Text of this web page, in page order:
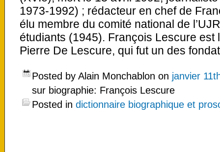
1973-1992) ; rédacteur en chef de
élu membre du comité national de
étudiants (1945). François Lescure est
Pierre De Lescure, qui fut un des
Posted by Alain Monchablon on janvier
sur biographie: François Lescure
Posted in dictionnaire biographique et